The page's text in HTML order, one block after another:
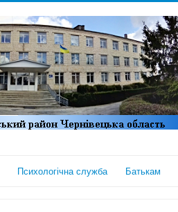
Психологічна служба Батькам